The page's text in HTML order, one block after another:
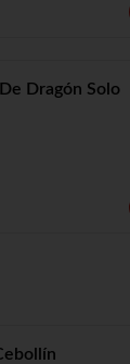
Dragón Solo